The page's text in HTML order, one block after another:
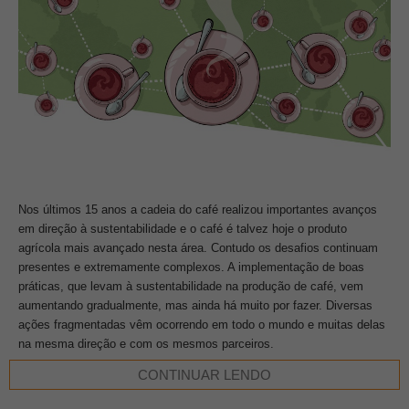
Nos últimos 15 anos a cadeia do café realizou importantes avanços
em direção à sustentabilidade e o café é talvez hoje o produto
agrícola mais avançado nesta área. Contudo os desafios continuam
presentes e extremamente complexos. A implementação de boas
práticas, que levam à sustentabilidade na produção de café, vem
aumentando gradualmente, mas ainda há muito por fazer. Diversas
ações fragmentadas vêm ocorrendo em todo o mundo e muitas delas
na mesma direção e com os mesmos parceiros.
Com o objetivo de unificar os esforços mundiais na área de
CONTINUAR LENDO